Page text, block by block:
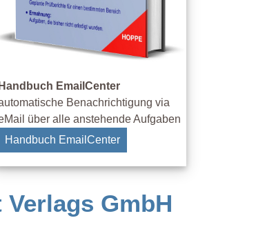
Handbuch EmailCenter
Benachrichtigung via
über alle anstehende Aufgaben
Handbuch EmailCenter
GmbH